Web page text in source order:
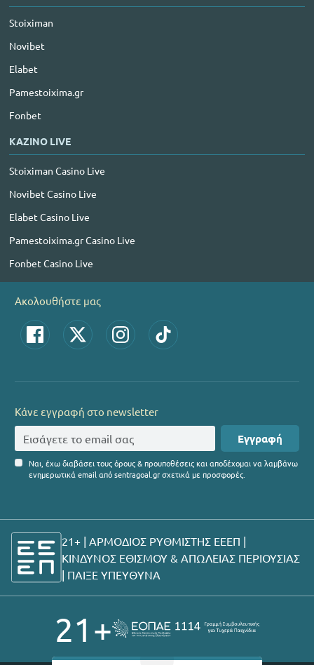
Stoiximan
Novibet
Elabet
Pamestoixima.gr
Fonbet
ΚΑΖΙΝΟ LIVE
Stoiximan Casino Live
Novibet Casino Live
Elabet Casino Live
Pamestoixima.gr Casino Live
Fonbet Casino Live
Ακολουθήστε μας
Κάνε εγγραφή στο newsletter
Εγγραφή
Ναι, έχω διαβάσει τους όρους & προυποθέσεις και αποδέχομαι να λαμβάνω
ενημερωτικά email από sentragoal.gr σχετικά με προσφορές.
21+ | ΑΡΜΟΔΙΟΣ ΡΥΘΜΙΣΤΗΣ ΕΕΕΠ |
ΚΙΝΔΥΝΟΣ ΕΘΙΣΜΟΥ & ΑΠΩΛΕΙΑΣ ΠΕΡΙΟΥΣΙΑΣ
| ΠΑΙΞΕ ΥΠΕΥΘΥΝΑ
21+